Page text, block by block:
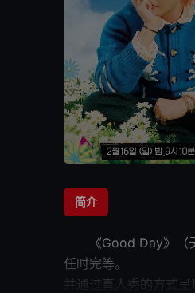
简介
《Good Day》（굿
任时完等。
并通过真人秀的方式呈